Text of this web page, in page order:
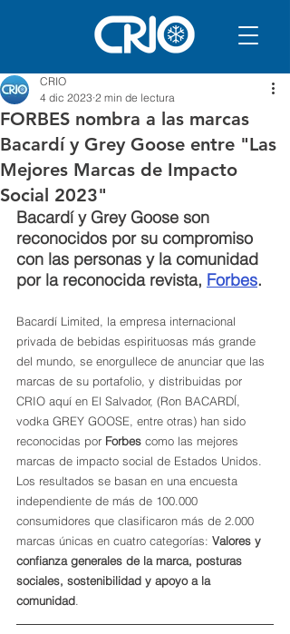
FORBES nombra a las marcas
Bacardí y Grey Goose entre "Las
Mejores Marcas de Impacto
Social 2023"
CRIO
4 dic 2023 2 min de lectura
Bacardí y Grey Goose son
reconocidos por su compromiso
con las personas y la comunidad
por la reconocida revista, Forbes.
Bacardí Limited, la empresa internacional
privada de bebidas espirituosas más grande
del mundo, se enorgullece de anunciar que las
marcas de su portafolio, y distribuidas por
CRIO aquí en El Salvador, (Ron BACARDĺ,
vodka GREY GOOSE, entre otras) han sido
reconocidas por Forbes como las mejores
marcas de impacto social de Estados Unidos.
Los resultados se basan en una encuesta
independiente de más de 100.000
consumidores que clasificaron más de 2.000
marcas únicas en cuatro categorías: Valores y
confianza generales de la marca, posturas
sociales, sostenibilidad y apoyo a la
comunidad